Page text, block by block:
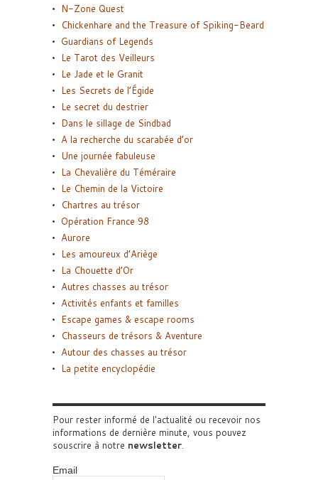
N-Zone Quest
Chickenhare and the Treasure of Spiking-Beard
Guardians of Legends
Le Tarot des Veilleurs
Le Jade et le Granit
Les Secrets de l’Égide
Le secret du destrier
Dans le sillage de Sindbad
A la recherche du scarabée d’or
Une journée fabuleuse
La Chevalière du Téméraire
Le Chemin de la Victoire
Chartres au trésor
Opération France 98
Aurore
Les amoureux d’Ariège
La Chouette d’Or
Autres chasses au trésor
Activités enfants et familles
Escape games & escape rooms
Chasseurs de trésors & Aventure
Autour des chasses au trésor
La petite encyclopédie
Pour rester informé de l'actualité ou recevoir nos
informations de dernière minute, vous pouvez
souscrire à notre newsletter.
Email